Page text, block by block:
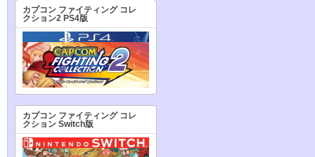
カプコン ファイティング コレ
クション2 PS4版
カプコン ファイティング コレ
クション Switch版